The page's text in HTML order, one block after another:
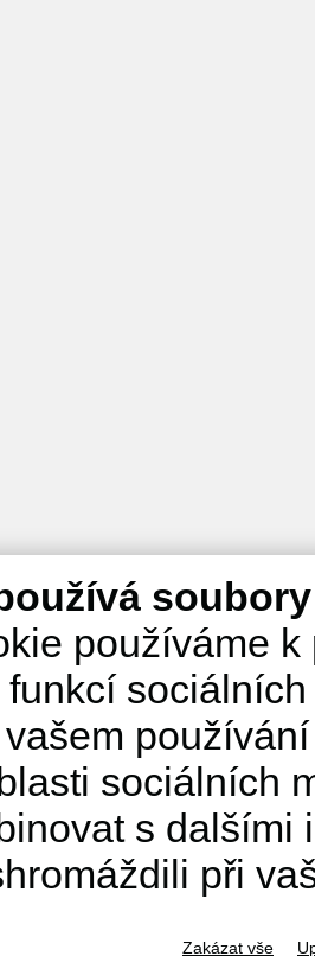
používáme
sociálních
s dalšími
při
Zakázat vše